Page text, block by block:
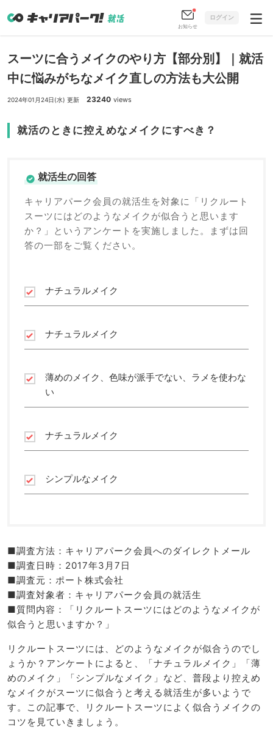
お知らせ
ログイン
スーツに合うメイクのやり方【部分別】｜就活
中に悩みがちなメイク直しの方法も大公開
2024年01月24日(水) 更新 23240 views
就活のときに控えめなメイクにすべき？
就活生の回答
キャリアパーク会員の就活生を対象に「リクルート
スーツにはどのようなメイクが似合うと思います
か？」というアンケートを実施しました。まずは回
答の一部をご覧ください。
ナチュラルメイク
ナチュラルメイク
薄めのメイク、色味が派手でない、ラメを使わな
い
ナチュラルメイク
シンプルなメイク
■調査方法：キャリアパーク会員へのダイレクトメール
■調査日時：2017年3月7日
■調査元：ポート株式会社
■調査対象者：キャリアパーク会員の就活生
■質問内容：「リクルートスーツにはどのようなメイクが
似合うと思いますか？」
リクルートスーツには、どのようなメイクが似合うのでし
ょうか？アンケートによると、「ナチュラルメイク」「薄
めのメイク」「シンプルなメイク」など、普段より控えめ
なメイクがスーツに似合うと考える就活生が多いようで
す。この記事で、リクルートスーツによく似合うメイクの
コツを見ていきましょう。